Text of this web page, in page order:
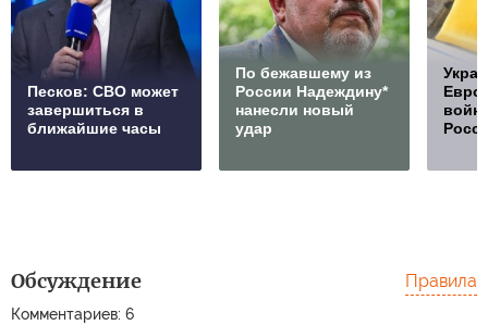
Песков: СВО может
завершиться в
ближайшие часы
По бежавшему из
России Надеждину*
нанесли новый
удар
Обсуждение
Комментариев: 6
Правила